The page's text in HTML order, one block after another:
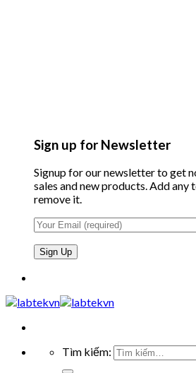
Sign up for Newsletter
Signup for our newsletter to get
sales and new products. Add any
remove it.
Tìm kiếm: